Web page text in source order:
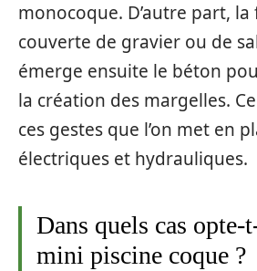
monocoque. D’autre part,
couverte de gravier ou de
émerge ensuite le béton
la création des margelles. Ce
ces gestes que l’on met en
électriques et hydrauliques.
Dans quels cas opte-
mini piscine coque ?